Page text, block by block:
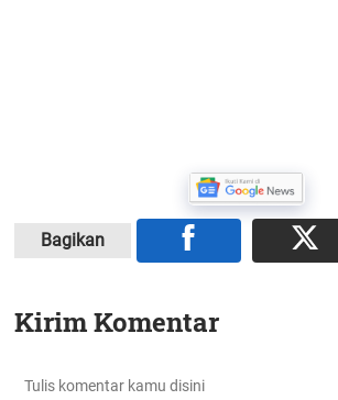
Bagikan
Kirim Komentar